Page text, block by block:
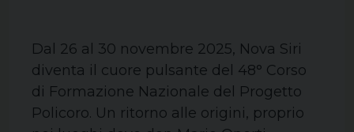
Dal 26 al 30 novembre 2025, Nova Siri
diventa il cuore pulsante del 48° Corso
di Formazione Nazionale del Progetto
Policoro. Un ritorno alle origini, proprio